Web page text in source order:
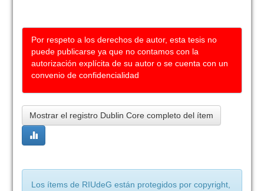
Por respeto a los derechos de autor, esta tesis no
puede publicarse ya que no contamos con la
autorización explícita de su autor o se cuenta con un
convenio de confidencialidad
Mostrar el registro Dublin Core completo del ítem
Los ítems de RIUdeG están protegidos por copyright,